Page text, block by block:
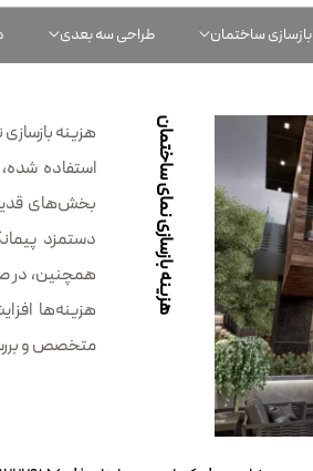
بازسازی ساختمان طراحی سه بعدی
هزینه بازسازی نمای ساختمان
هزینه
استفاده
بخش‌های
دستمزد
همچنین، در
هزینه‌ها
متخصص و